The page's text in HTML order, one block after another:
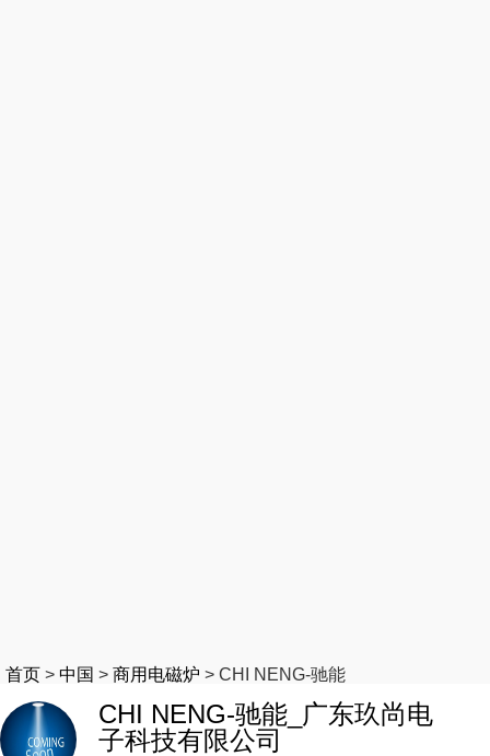
首页 > 中国 > 商用电磁炉 > CHI NENG-驰能
CHI NENG-驰能_广东玖尚电
子科技有限公司